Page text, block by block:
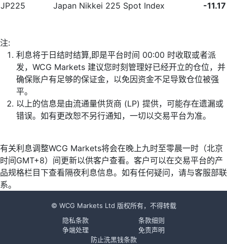
JP225
Japan Nikkei 225 Spot Index -11.17
注:
利息将于日结时结算,即是平台时间 00:00 时收取或者派
发，WCG Markets 建议您时刻管理好已经开立的仓位，并
确保账户有足够的保证金，以免因资金不足导致仓位被强
平。
以上的信息是由流通量供货商 (LP) 提供，可能存在遗漏或
错误。如有更改恕不另行通知，一切以交易平台为准。
有关利息调整WCG Markets将会在晚上九时至零晨一时（北京
时间GMT+8）间更新以供客户查看。客户可以在交易平台的产
品规格栏目下查看隔夜利息信息。如有任何疑问，请与客服部联
系。
© WCG Markets Ltd 版权所有，不得转载
隐私条款
条款细则
争端处理
免责声明
防止洗黑钱条款